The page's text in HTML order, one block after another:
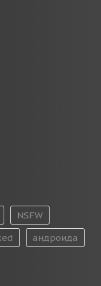
NSFW
андроида